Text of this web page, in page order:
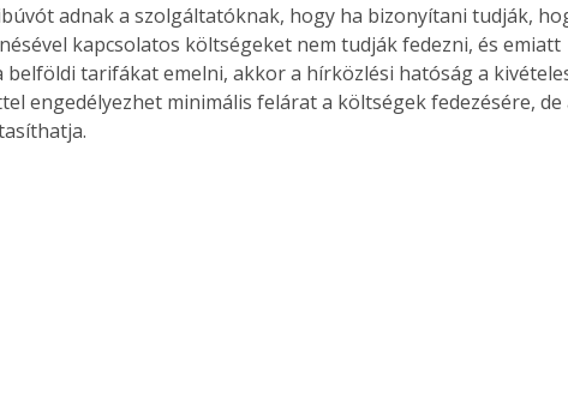
adnak a szolgáltatóknak, hogy ha bizonyítani tudják,
kapcsolatos költségeket nem tudják fedezni, és emiatt
belföldi tarifákat emelni, akkor a hírközlési hatóság a
engedélyezhet minimális felárat a költségek fedezésére, de